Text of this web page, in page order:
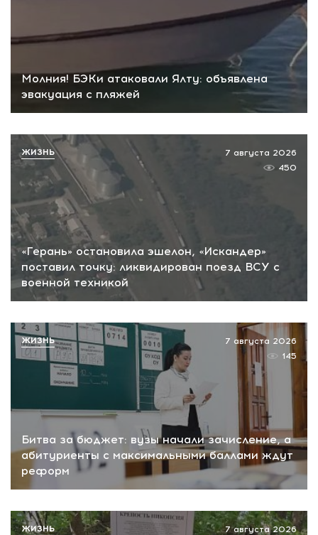
Молния! БЭКи атаковали Ялту: объявлена
эвакуация с пляжей
«Герань» остановила эшелон, «Искандер»
поставил точку: ликвидирован поезд ВСУ с
военной техникой
7 августа 2026
450
ЖИЗНЬ
Битва за бюджет: вузы начали зачисление, а
абитуриенты с максимальными баллами ждут
реформ
7 августа 2026
145
ЖИЗНЬ
7 августа 2026
ЖИЗНЬ